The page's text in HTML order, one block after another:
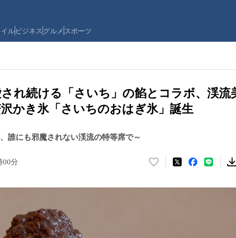
ルビジネス グルメ スポーツ
され続ける「さいち」の餡とコラボ、渓流
かき氷「さいちのおはぎ氷」誕生
誰にも邪魔されない渓流の特等席で～
00分
い
ね